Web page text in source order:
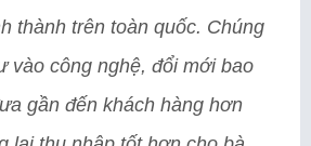
thành trên toàn quốc. Chúng
vào công nghệ, đổi mới bao
gần đến khách hàng hơn